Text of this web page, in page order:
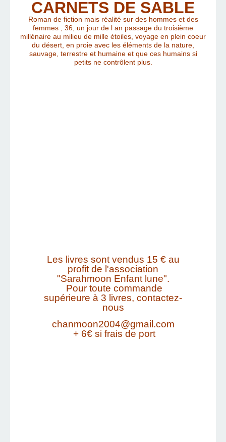
CARNETS DE SABLE
Roman de fiction mais réalité sur des hommes et des
femmes , 36, un jour de l an passage du troisième
millénaire au milieu de mille étoiles, voyage en plein coeur
du désert, en proie avec les éléments de la nature,
sauvage, terrestre et humaine et que ces humains si
petits ne contrôlent plus.
Les livres sont vendus 15 € au
profit de l'association
"Sarahmoon Enfant lune".
Pour toute commande
supérieure à 3 livres, contactez-
nous
chanmoon2004@gmail.com
+ 6€ si frais de port